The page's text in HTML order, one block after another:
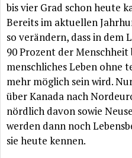
bis vier Grad schon heute
Bereits im aktuellen
so verändern, dass in dem
90 Prozent der
menschliches Leben ohne
mehr möglich sein wird.
überKanada nach
nördlich davon sowie
werden dann noch
sie heute kennen.